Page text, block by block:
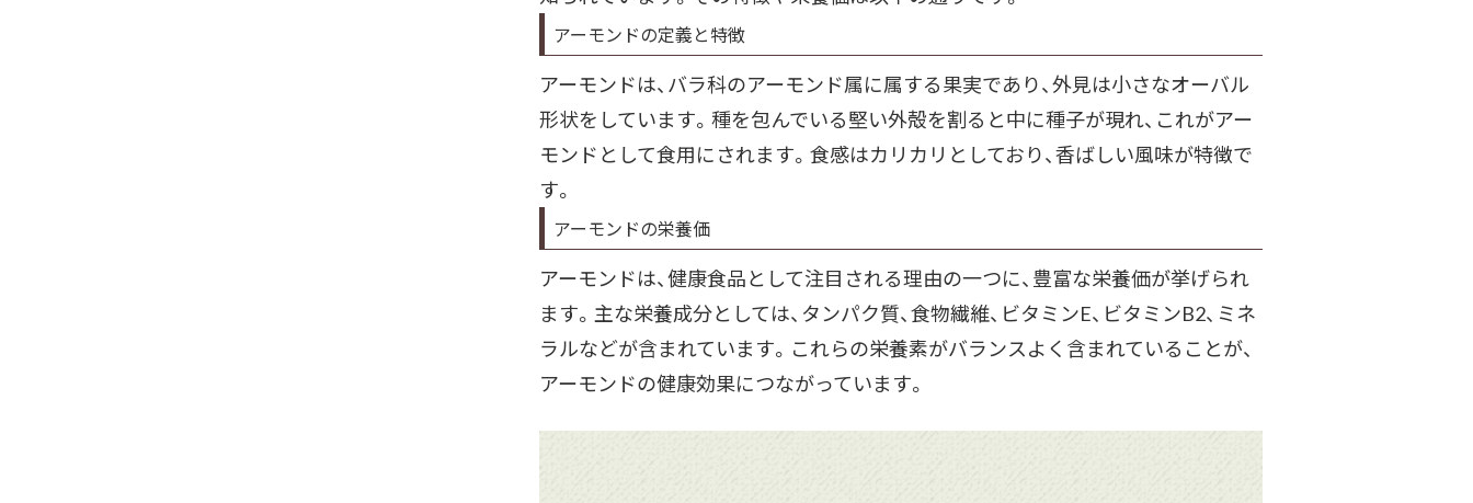
アーモンドの定義と特徴
アーモンドは、バラ科のアーモンド属に属する果実であり、外見は小さなオーバル
形状をしています。種を包んでいる堅い外殻を割ると中に種子が現れ、これがアー
モンドとして食用にされます。食感はカリカリとしており、香ばしい風味が特徴で
す。
アーモンドの栄養価
アーモンドは、健康食品として注目される理由の一つに、豊富な栄養価が挙げられ
ます。主な栄養成分としては、タンパク質、食物繊維、ビタミンE、ビタミンB2、ミネ
ラルなどが含まれています。これらの栄養素がバランスよく含まれていることが、
アーモンドの健康効果につながっています。